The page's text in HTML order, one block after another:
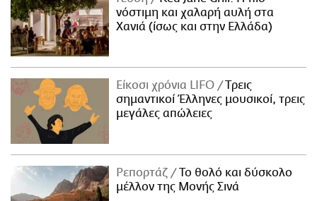
νόστιμη και χαλαρή αυλή στα
Χανιά (ίσως και στην Ελλάδα)
Είκοσι χρόνια LIFO
Tρεις
σημαντικοί Έλληνες μουσικοί, τρεις
μεγάλες απώλειες
Ρεπορτάζ
Το θολό και δύσκολο
μέλλον της Μονής Σινά